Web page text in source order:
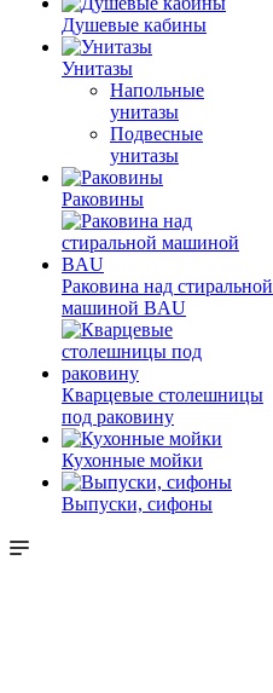
Душевые кабины
Унитазы
Напольные
унитазы
Подвесные
унитазы
Раковины
Раковина над стиральной
машиной BAU
Кварцевые столешницы
под раковину
Кухонные мойки
Выпуски, сифоны